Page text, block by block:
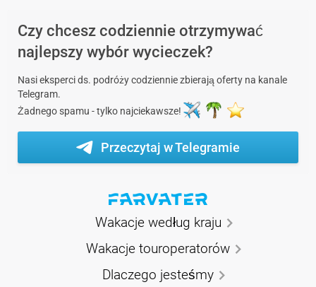
Czy chcesz codziennie otrzymywać
najlepszy wybór wycieczek?
Nasi eksperci ds. podróży codziennie zbierają oferty na kanale
Telegram.
Żadnego spamu - tylko najciekawsze!
Przeczytaj w Telegramie
Wakacje według kraju
Wakacje touroperatorów
Dlaczego jesteśmy